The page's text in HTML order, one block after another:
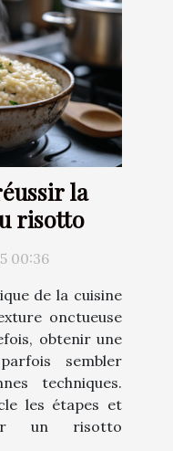
la
risotto
00:36
de la cuisine
onctueuse
obtenir une
sembler
techniques.
les étapes et
un risotto